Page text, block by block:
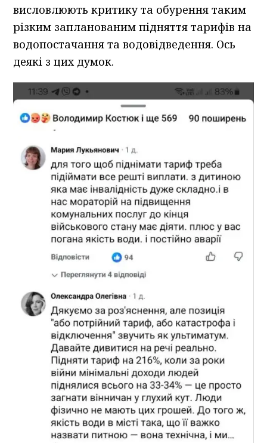
висловлюють критику та обурення таким
різким запланованим підняття тарифів на
водопостачання та водовідведення. Ось
деякі з цих думок.